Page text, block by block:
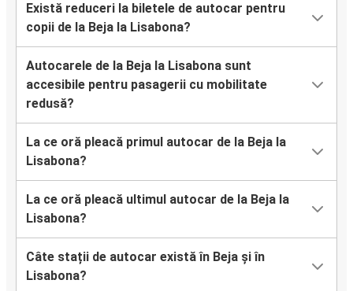
Există reduceri la biletele de autocar pentru
copii de la Beja la Lisabona?
Autocarele de la Beja la Lisabona sunt
accesibile pentru pasagerii cu mobilitate
redusă?
La ce oră pleacă primul autocar de la Beja la
Lisabona?
La ce oră pleacă ultimul autocar de la Beja la
Lisabona?
Câte stații de autocar există în Beja și în
Lisabona?